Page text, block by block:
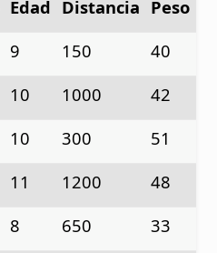
Edad Distancia Peso
9 150
40
10 1000
42
10 300
51
11 1200
48
8 650
33